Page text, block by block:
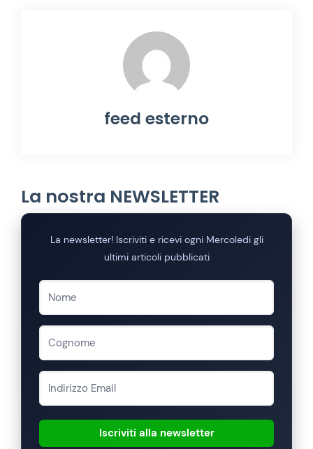
feed esterno
La nostra NEWSLETTER
La newsletter! Iscriviti e ricevi ogni Mercoledi gli
ultimi articoli pubblicati
Iscriviti alla newsletter